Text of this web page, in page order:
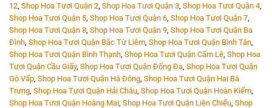
12 Shop Hoa Tươi Quận 2 Shop Hoa Tươi Quận 3 Shop Hoa Tươi Quận 4
Shop Hoa Tươi Quận 5 Shop Hoa Tươi Quận 6 Shop Hoa Tươi Quận 7
Shop Hoa Tươi Quận 8 Shop Hoa Tươi Quận 9 Shop Hoa Tươi Quận Ba
Đình Shop Hoa Tươi Quận Bắc Từ Liêm Shop Hoa Tươi Quận Bình Tân
Shop Hoa Tươi Quận Bình Thạnh Shop Hoa Tươi Quận Cẩm Lệ Shop Hoa
Tươi Quận Cầu Giấy, Shop Hoa Tươi Quận Đống Đa Shop Hoa Tươi Quận
Gò Vấp Shop Hoa Tươi Quận Hà Đông Shop Hoa Tươi Quận Hai Bà
Trưng Shop Hoa Tươi Quận Hải Châu Shop Hoa Tươi Quận Hoàn Kiếm
Shop Hoa Tươi Quận Hoàng Mai Shop Hoa Tươi Quận Liên Chiểu Shop